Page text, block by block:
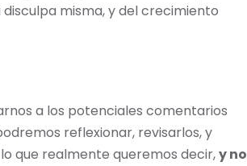
misma, y del crecimiento
a los potenciales comentarios
reflexionar, revisarlos, y
que realmente queremos decir,y no